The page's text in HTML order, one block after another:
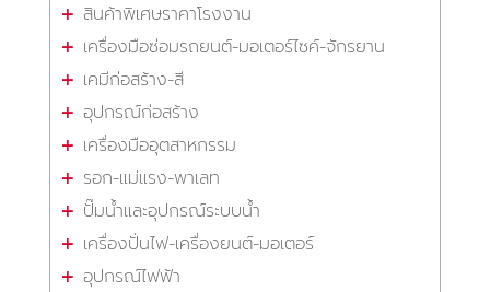
สินค้าพิเศษราคาโรงงาน
เครื่องมือซ่อมรถยนต์-มอเตอร์ไซค์-จักรยาน
เคมีก่อสร้าง-สี
อุปกรณ์ก่อสร้าง
เครื่องมืออุตสาหกรรม
รอก-แม่แรง-พาเลท
ปั๊มน้ำและอุปกรณ์ระบบน้ำ
เครื่องปั่นไฟ-เครื่องยนต์-มอเตอร์
อุปกรณ์ไฟฟ้า